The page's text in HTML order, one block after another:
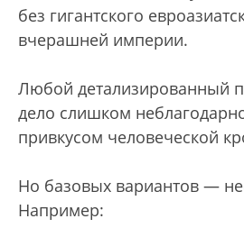
без гигантского
вчерашней империи.
Любой детализированный
дело слишком
привкусом человеческой
Но базовых вариантов —
Например: